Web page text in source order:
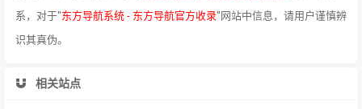
系，对于"东方导航系统 - 东方导航官方收录"网站中信息，请用户谨慎辨
识其真伪。
相关站点